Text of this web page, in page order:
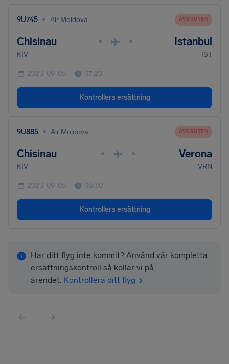
9U745 • Air Moldova AVBRUTEN
Chisinau • • Istanbul
KIV IST
2023-09-05 07:20
Kontrollera ersättning
9U885 • Air Moldova AVBRUTEN
Chisinau • • Verona
KIV VRN
2023-09-05 06:30
Kontrollera ersättning
Har ditt flyg inte kommit? Använd vår kompletta
ersättningskontroll så kollar vi på
ärendet. Kontrollera ditt flyg